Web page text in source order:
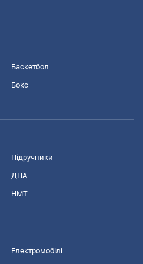
Баскетбол
Бокс
Підручники
ДПА
НМТ
Електромобілі